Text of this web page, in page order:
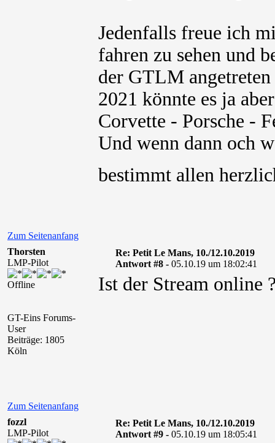
Jedenfalls freue ich
fahren zu sehen und
der GTLM
2021 könnte es ja
Corvette - Porsche -
Und wenn dann och
bestimmt allen
Zum Seitenanfang
Thorsten
LMP-Pilot
Offline
GT-Eins Forums-
User
Beiträge: 1805
Köln
Re: Petit Le Mans, 10./12.10.2019
Antwort #8 - 05.10.19 um 18:02:41
Ist der Stream online
Zum Seitenanfang
fozzl
LMP-Pilot
Re: Petit Le Mans, 10./12.10.2019
Antwort #9 - 05.10.19 um 18:05:41